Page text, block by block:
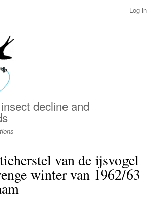
Log in
decline and
van de ijsvogel
winter van 1962/63